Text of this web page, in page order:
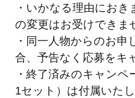
・いかなる理由にお
の変更はお受けできま
・同一人物からのお
合、予告なく応募をキ
・終了済みのキャン
1セット）は付属いたし